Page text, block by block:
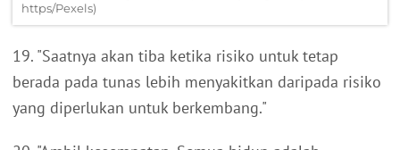
https/Pexels)
19. "Saatnya akan tiba ketika risiko untuk tetap
berada pada tunas lebih menyakitkan daripada risiko
yang diperlukan untuk berkembang."